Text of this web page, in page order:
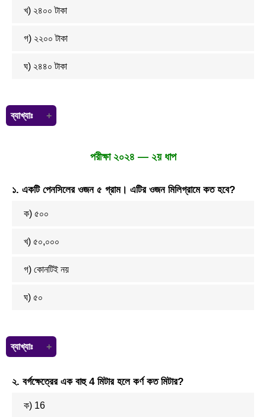
খ) ২৪০০ টাকা
গ) ২২০০ টাকা
ঘ) ২৪৪০ টাকা
ব্যাখ্যাঃ
=2000×1.21
পরীক্ষা ২০২৪ — ২য় ধাপ
১. একটি পেনসিলের ওজন ৫ গ্রাম। এটির ওজন মিলিগ্রামে কত হবে?
ক) ৫০০
খ) ৫০,০০০
গ) কোনটিই নয়
ঘ) ৫০
ব্যাখ্যাঃ
আমার জানি,
1 গ্রাম = 1000 মিলি গ্রাম।
২. বর্গক্ষেত্রের এক বাহু 4 মিটার হলে কর্ণ কত মিটার?
ক) 16